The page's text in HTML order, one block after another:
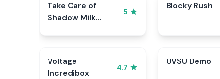
Take Care of
Shadow Milk
5
Blocky Rush
Voltage
Incredibox
4.7
UVSU Demo